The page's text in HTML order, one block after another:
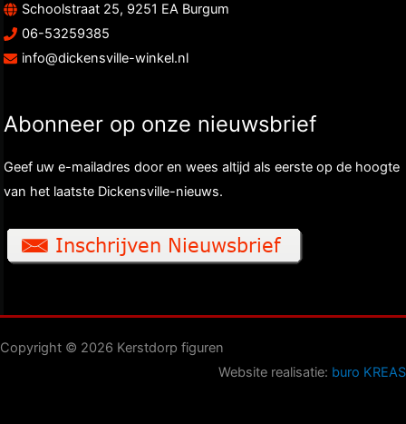
Schoolstraat 25, 9251 EA Burgum
06-53259385
info@dickensville-winkel.nl
Abonneer op onze nieuwsbrief
Geef uw e-mailadres door en wees altijd als eerste op de hoogte
van het laatste Dickensville-nieuws.
Copyright © 2026 Kerstdorp figuren
Website realisatie: buro KREAS